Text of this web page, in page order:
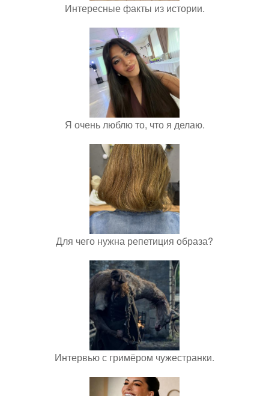
Интересные факты из истории.
Я очень люблю то, что я делаю.
Для чего нужна репетиция образа?
Интервью с гримёром чужестранки.